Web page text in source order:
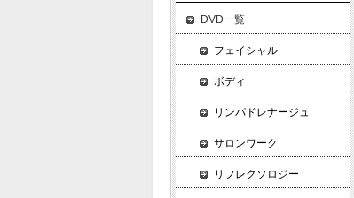
DVD一覧
フェイシャル
ボディ
リンパドレナージュ
サロンワーク
リフレクソロジー